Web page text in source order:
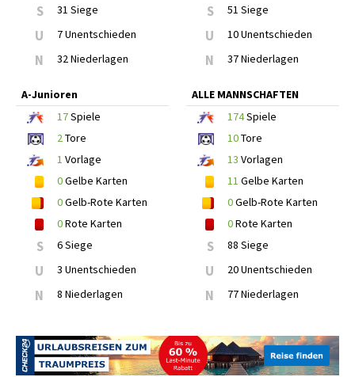
S 31 Siege
U 7 Unentschieden
N 32 Niederlagen
S 51 Siege
U 10 Unentschieden
N 37 Niederlagen
A-Junioren
17Spiele
2Tore
1 Vorlage
0Gelbe Karten
0Gelb-Rote Karten
0Rote Karten
S 6 Siege
U 3 Unentschieden
N 8 Niederlagen
ALLE MANNSCHAFTEN
174Spiele
10Tore
13 Vorlagen
11 Gelbe Karten
0Gelb-Rote Karten
0Rote Karten
S 88 Siege
U 20 Unentschieden
N 77 Niederlagen